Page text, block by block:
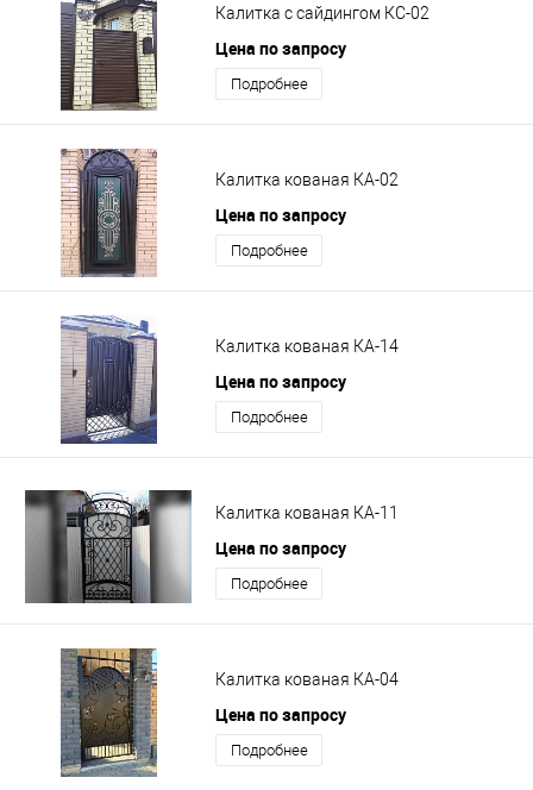
Калитка с сайдингом КС-02
Цена по запросу
Подробнее
Калитка кованая КА-02
Цена по запросу
Подробнее
Калитка кованая КА-14
Цена по запросу
Подробнее
Калитка кованая КА-11
Цена по запросу
Подробнее
Калитка кованая КА-04
Цена по запросу
Подробнее